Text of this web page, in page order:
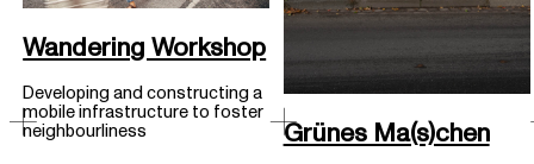
Grünes Ma(s)chen
Wandering Workshop
Developing and constructing a
mobile infrastructure to foster
neighbourliness